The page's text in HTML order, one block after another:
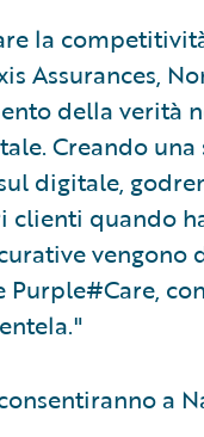
la
Assurances,
della verità
Creando
digitale,
quando
a